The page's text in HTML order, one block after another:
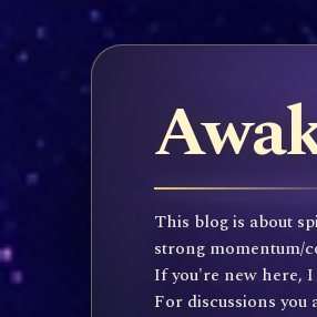
This blog is about
strong momentum/
If you're new here,
For discussions